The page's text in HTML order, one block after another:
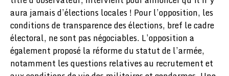
aura jamais d’élections locales ! Pour l’opposition, les
conditions de transparence des élections, bref le cadre
électoral, ne sont pas négociables. L’opposition a
également proposé la réforme du statut de l’armée,
notamment les questions relatives au recrutement et